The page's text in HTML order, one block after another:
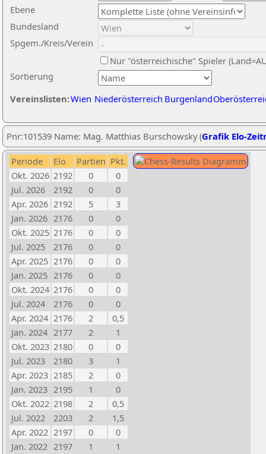
Ebene
Sortierung
Bundesland
Spgem./Kreis/Verein
Nur "österreichische" Spieler
Vereinslisten:Wien Niederösterreich Burgenland
Pnr:101539 Name: Mag. Matthias Burschowsky (Grafik Elo-
Periode Elo Partien Pkt.
Okt. 2026 2192 0
0
Jul. 2026
2192 0
0
Apr. 2026 2192 5
3
Jan. 2026 2176 0
0
Okt. 2025 2176 0
0
Jul. 2025
2176 0
0
Apr. 2025 2176 0
0
Jan. 2025 2176 0
0
Okt. 2024 2176 0
0
Jul. 2024
2176 0
0
Apr. 2024 2176 2
0,5
Jan. 2024 2177 2
1
Okt. 2023 2180 0
0
Jul. 2023
2180 3
1
Apr. 2023 2185 2
0
Jan. 2023 2195 1
0
Okt. 2022 2198 2
0,5
Jul. 2022
2203 2
1,5
Apr. 2022 2197 0
0
Jan. 2022 2197 1
1